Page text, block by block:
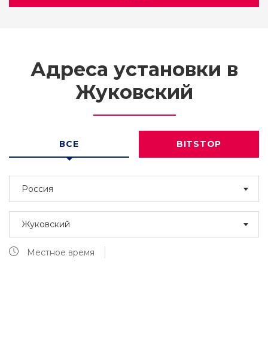
Адреса установки в
Жуковский
ВСЕ BITSTOP
Россия
Жуковский
Местное время